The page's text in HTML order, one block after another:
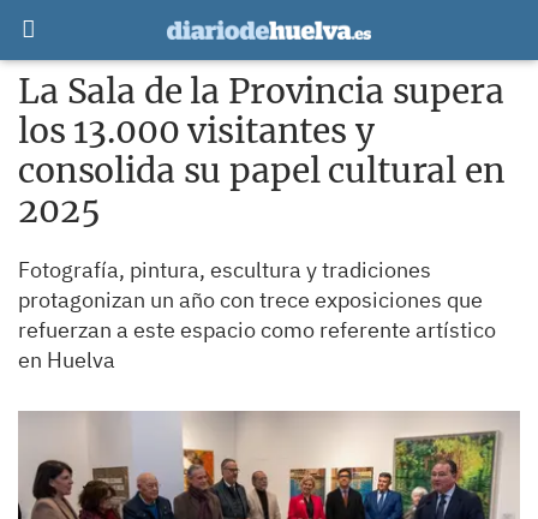
La Sala de la Provincia supera
los 13.000 visitantes y
consolida su papel cultural en
2025
Fotografía, pintura, escultura y tradiciones
protagonizan un año con trece exposiciones que
refuerzan a este espacio como referente artístico
en Huelva